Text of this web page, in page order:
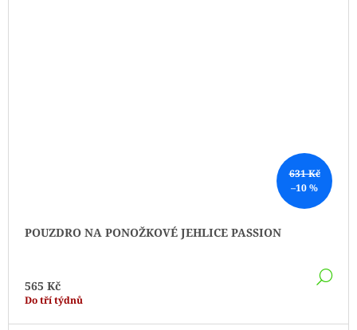
631 Kč
–10 %
POUZDRO NA PONOŽKOVÉ JEHLICE PASSION
565 Kč
Do tří týdnů